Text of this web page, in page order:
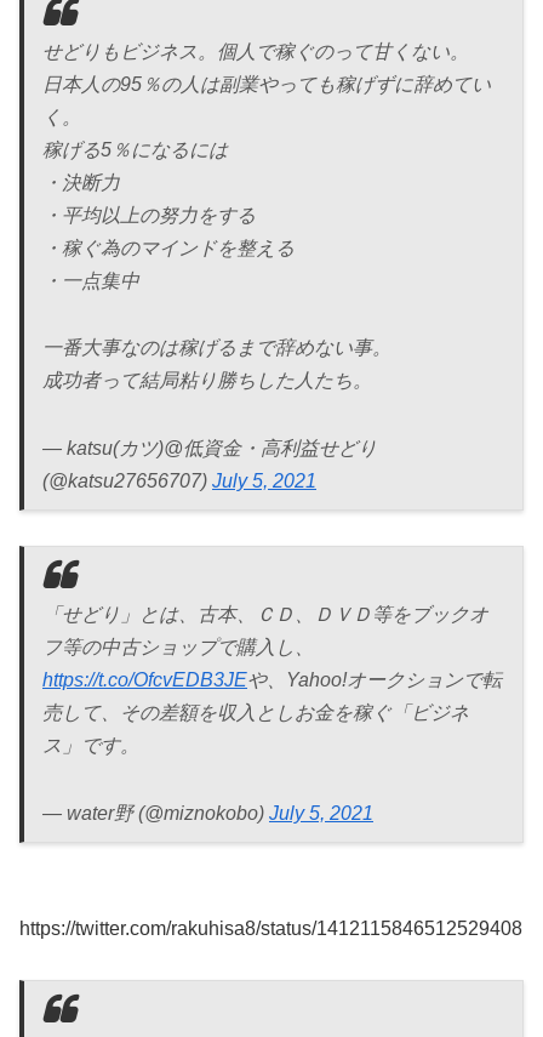
せどりもビジネス。個人で稼ぐのって甘くない。
日本人の95％の人は副業やっても稼げずに辞めてい
く。
稼げる5％になるには
・決断力
・平均以上の努力をする
・稼ぐ為のマインドを整える
・一点集中
一番大事なのは稼げるまで辞めない事。
成功者って結局粘り勝ちした人たち。
— katsu(カツ)@低資金・高利益せどり
(@katsu27656707) July 5, 2021
「せどり」とは、古本、ＣＤ、ＤＶＤ等をブックオ
フ等の中古ショップで購入し、
https://t.co/OfcvEDB3JEや、Yahoo!オークションで転
売して、その差額を収入としお金を稼ぐ「ビジネ
ス」です。
— water野 (@miznokobo) July 5, 2021
https://twitter.com/rakuhisa8/status/1412115846512529408